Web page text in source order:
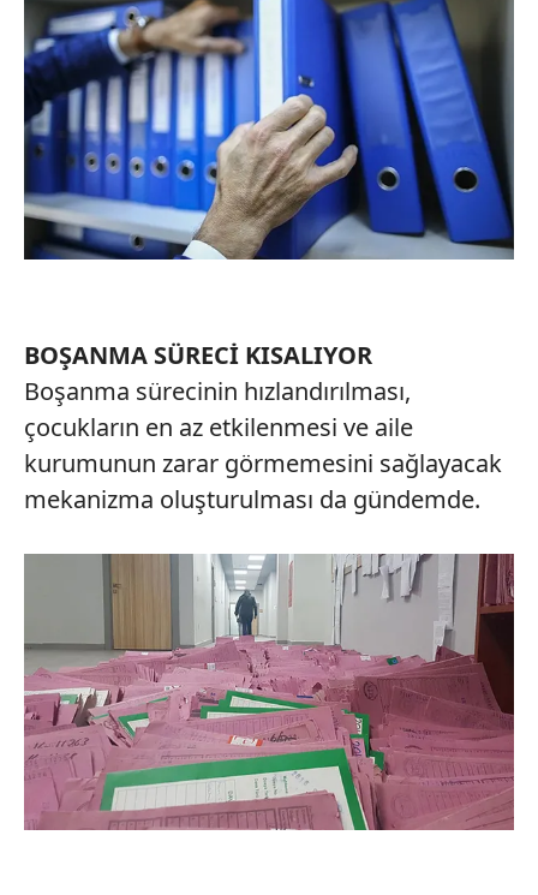
BOŞANMA SÜRECİ KISALIYOR
Boşanma sürecinin hızlandırılması,
çocukların en az etkilenmesi ve aile
kurumunun zarar görmemesini sağlayacak
mekanizma oluşturulması da gündemde.